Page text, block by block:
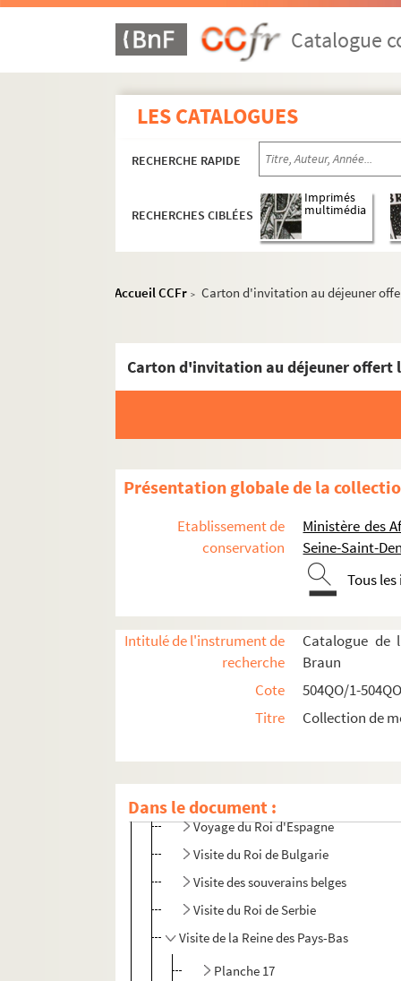
Catalogue
LES CATALOGUES
RECHERCHE RAPIDE
RECHERCHES CIBLÉES
Imprimés
multimédia
Accueil CCFr > Carton d'invitation au déjeuner
Présentation globale de la
Etablissement de
conservation
Ministère des
Seine-Saint-
Tous
Intitulé de l'instrument de
recherche
Catalogue de
Braun
Cote
504QO/1-
Titre
Collection de
Dans le document :
Réceptions données par ou pour les
Réceptions données par le ministère des
Réceptions et voyages présidentiels
504QO/14. Shah de Perse, escadre
504QO/16. Président des Etats-Unis, roi
Visite du Président des Etats-Unis
Voyage du Roi d'Espagne
Visite du Roi de Bulgarie
Visite des souverains belges
Visite du Roi de Serbie
Visite de la Reine des Pays-Bas
Planche 17